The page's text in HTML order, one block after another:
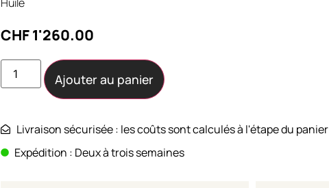
CHF1'260.00
Ajouter au panier
Livraison sécurisée : les coûts sont calculés à l'étape du panier
Expédition : Deux à trois semaines